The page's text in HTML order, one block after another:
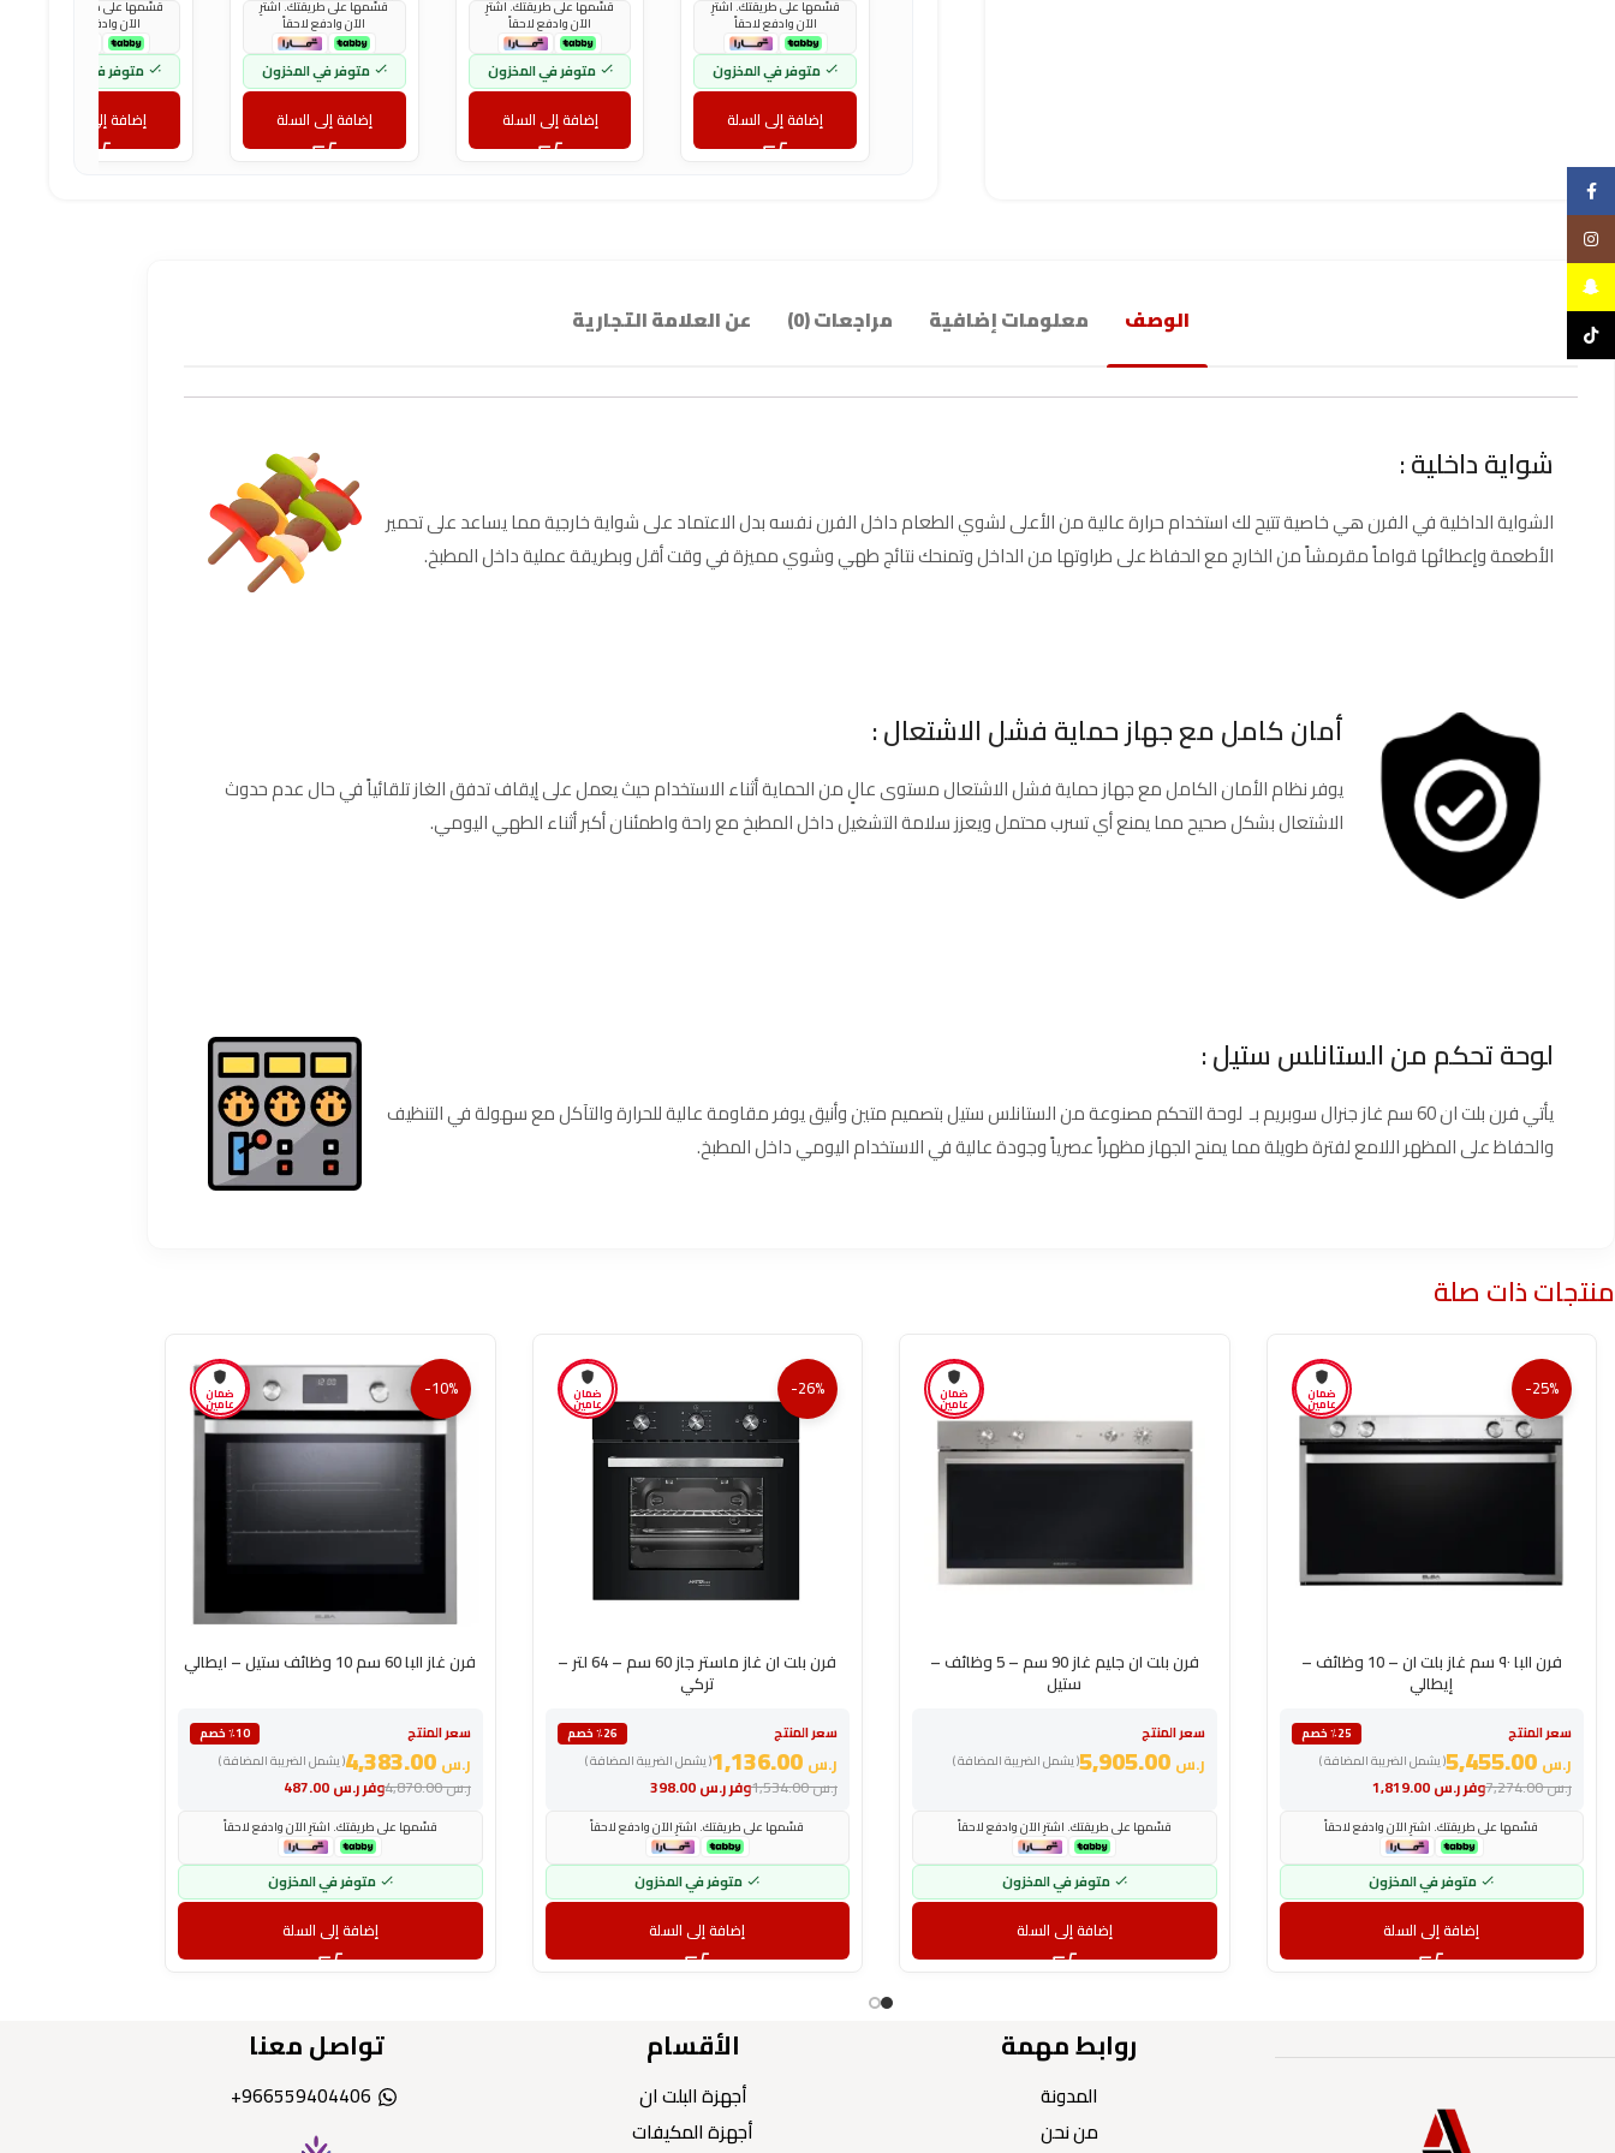
قسّمها على طريقتك. اشترِ
الآن وادفع لاحقاً
متوفر في المخزون
إضافة إلى السلة
قسّمها على طريقتك. اشترِ
الآن وادفع لاحقاً
متوفر في المخزون
إضافة إلى السلة
قسّمها على طريقتك. اشترِ
الآن وادفع لاحقاً
متوفر في المخزون
إضافة إلى السلة
قسّمها على طريقتك. اشترِ
الآن وادفع لاحقاً
متوفر في المخزون
إضافة إلى السلة
الوصف معلومات إضافية مراجعات (0) عن العلامة التجارية
شواية داخلية :
الشواية الداخلية في الفرن هي خاصية تتيح لك استخدام حرارة عالية من الأعلى لشوي الطعام داخل الفرن نفسه بدل الاعتماد على شواية خارجية مما يساعد على تحمير
الأطعمة وإعطائها قواماً مقرمشاً من الخارج مع الحفاظ على طراوتها من الداخل وتمنحك نتائج طهي وشوي مميزة في وقت أقل وبطريقة عملية داخل المطبخ.
أمان كامل مع جهاز حماية فشل الاشتعال :
يوفر نظام الأمان الكامل مع جهاز حماية فشل الاشتعال مستوى عالٍ من الحماية أثناء الاستخدام حيث يعمل على إيقاف تدفق الغاز تلقائياً في حال عدم حدوث
الاشتعال بشكل صحيح مما يمنع أي تسرب محتمل ويعزز سلامة التشغيل داخل المطبخ مع راحة واطمئنان أكبر أثناء الطهي اليومي.
لوحة تحكم من الستانلس ستيل :
يأتي فرن بلت ان 60 سم غاز جنرال سوبريم بـ لوحة التحكم مصنوعة من الستانلس ستيل بتصميم متين وأنيق يوفر مقاومة عالية للحرارة والتآكل مع سهولة في التنظيف
والحفاظ على المظهر اللامع لفترة طويلة مما يمنح الجهاز مظهراً عصرياً وجودة عالية في الاستخدام اليومي داخل المطبخ.
منتجات ذات صلة
ضمان
عامين
-25%
فرن البا ٩٠ سم غاز بلت ان – 10 وظائف –
إيطالي
سعر المنتج
٪25 خصم
( يشمل الضريبة المضافة )
ر.س
وفرر.س ر.س7,274.00
قسّمها على طريقتك. اشترِ الآن وادفع لاحقاً
متوفر في المخزون
إضافة إلى السلة
ضمان
عامين
فرن بلت ان جليم غاز 90 سم – 5 وظائف –
ستيل
سعر المنتج
( يشمل الضريبة المضافة ) ر.س 5,905.00
قسّمها على طريقتك. اشترِ الآن وادفع لاحقاً
متوفر في المخزون
إضافة إلى السلة
ضمان
عامين
-26%
فرن بلت ان غاز ماستر جاز 60 سم – 64 لتر –
تركي
سعر المنتج
٪26 خصم
( يشمل الضريبة المضافة )
ر.س
وفرر.س ر.س1,534.00
قسّمها على طريقتك. اشترِ الآن وادفع لاحقاً
متوفر في المخزون
إضافة إلى السلة
ضمان
عامين
-10%
فرن غاز البا 60 سم 10 وظائف ستيل – ايطالي
سعر المنتج
٪10 خصم
( يشمل الضريبة المضافة )
ر.س 4,383.00
وفرر.س487.00 ر.س4,870.00
قسّمها على طريقتك. اشترِ الآن وادفع لاحقاً
متوفر في المخزون
إضافة إلى السلة
روابط مهمة
المدونة
من نحن
الأقسام
أجهزة البلت ان
أجهزة المكيفات
تواصل معنا
966559404406+